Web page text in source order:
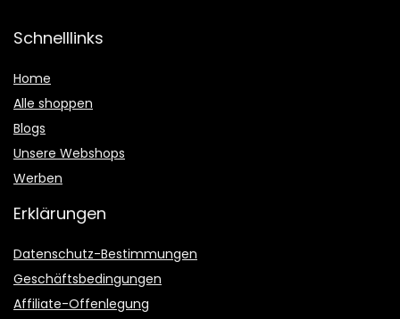
Schnelllinks
Home
Alle shoppen
Blogs
Unsere Webshops
Werben
Erklärungen
Datenschutz-Bestimmungen
Geschäftsbedingungen
Affiliate-Offenlegung